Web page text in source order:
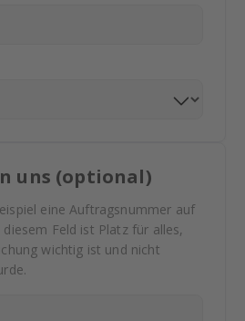
uns (optional)
eine Auftragsnummer auf
diesem Feld ist Platz für alles,
wichtig ist und nicht